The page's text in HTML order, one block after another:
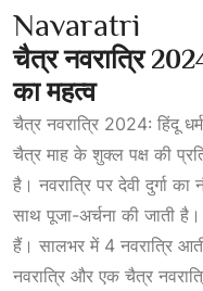
Navaratri
चैत्र नवरात्रि
का महत्व
चैत्र नवरात्रि 2024: हिंदू
चैत्र माह के शुक्ल पक्ष की
है। नवरात्रि पर देवी दुर्गा
साथ पूजा-अर्चना की जाती
हैं। सालभर में 4 नवरात्रि
नवरात्रि और एक चैत्र